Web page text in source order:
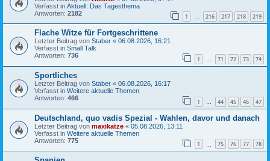
Verfasst in Aktuell: Das Tagesthema
Antworten: 2182 1 216 217 218 219
Flache Witze für Fortgeschrittene
Letzter Beitrag von Staber « 06.08.2026, 16:21
Verfasst in Small Talk
Antworten: 736 1 … 71 72 73 74
Sportliches
Letzter Beitrag von Staber « 06.08.2026, 16:17
Verfasst in Weitere aktuelle Themen
Antworten: 466 1 … 44 45 46 47
Deutschland, quo vadis Spezial - Wahlen, davor und danach
Letzter Beitrag von maxikatze « 05.08.2026, 13:11
Verfasst in Weitere aktuelle Themen
Antworten: 775 1 75 76 77 78